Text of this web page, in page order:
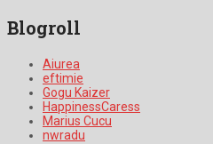
Blogroll
Aiurea
eftimie
Gogu Kaizer
HappinessCaress
Marius Cucu
nwradu